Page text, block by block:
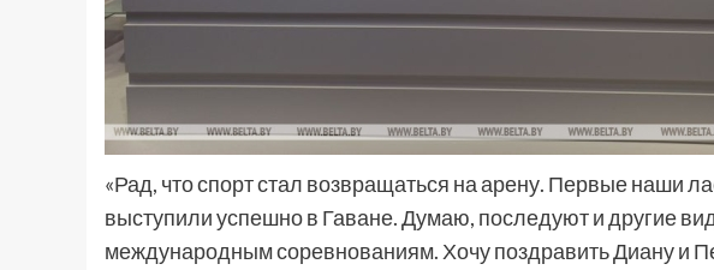
«Рад, что спорт стал возвращаться на арену. Первые наши
выступили успешно в Гаване. Думаю, последуют и другие
международным соревнованиям. Хочу поздравить Диану и